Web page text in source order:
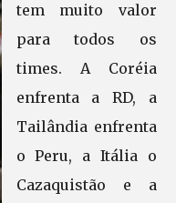
tem muito valor
para todos os
times. A Coréia
enfrenta a RD, a
Tailândia enfrenta
o Peru, a Itália o
Cazaquistão e a